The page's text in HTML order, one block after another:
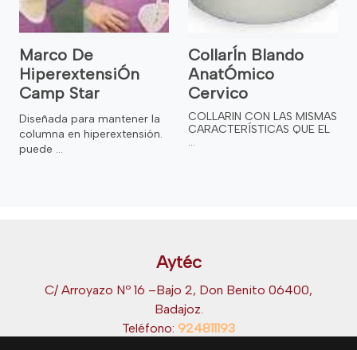
Marco De
HiperextensiÓn
Camp Star
Diseñada para mantener la
columna en hiperextensión.
puede ...
CollarÍn Blando
AnatÓmico
Cervico
COLLARIN CON LAS MISMAS
CARACTERÍSTICAS QUE EL
...
Aytéc
C/ Arroyazo Nº 16 –Bajo 2, Don Benito 06400,
Badajoz.
Teléfono: 924811193